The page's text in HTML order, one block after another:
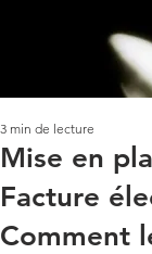
Mise en
Facture
Comment
3 min de lecture